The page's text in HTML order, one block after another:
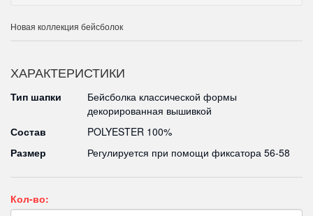
Новая коллекция бейсболок
ХАРАКТЕРИСТИКИ
Тип шапки
Бейсболка классической формы
декорированная вышивкой
Состав
POLYESTER 100%
Размер
Регулируется при помощи фиксатора 56-58
Кол-во: